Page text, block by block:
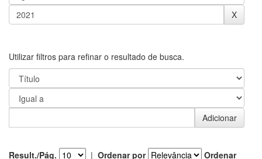
Utilizar filtros para refinar o resultado de busca.
Result./Pág. | Ordenar por
Ordenar